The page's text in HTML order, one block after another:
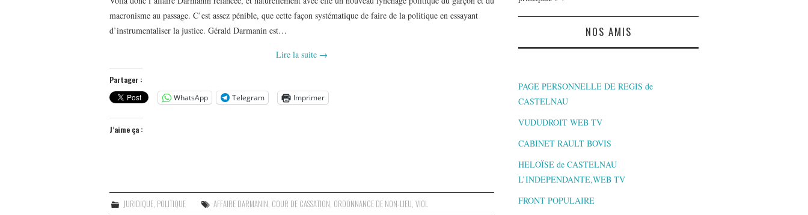
macronisme au passage. C’est assez pénible, que cette façon systématique de faire de la politique en essayant
d’instrumentaliser la justice. Gérald Darmanin est…
Lire la suite →
Partager :
WhatsApp
Telegram Imprimer
J’aime ça :
JURIDIQUE POLITIQUE AFFAIRE DARMANIN COUR DE CASSATION ORDONNANCE DE NON-LIEU ,VIOL
NOS AMIS
PAGE PERSONNELLE DE REGIS de
CASTELNAU
VUDUDROIT WEB TV
CABINET RAULT BOVIS
HELOÏSE de CASTELNAU
L’INDEPENDANTE,WEB TV
FRONT POPULAIRE